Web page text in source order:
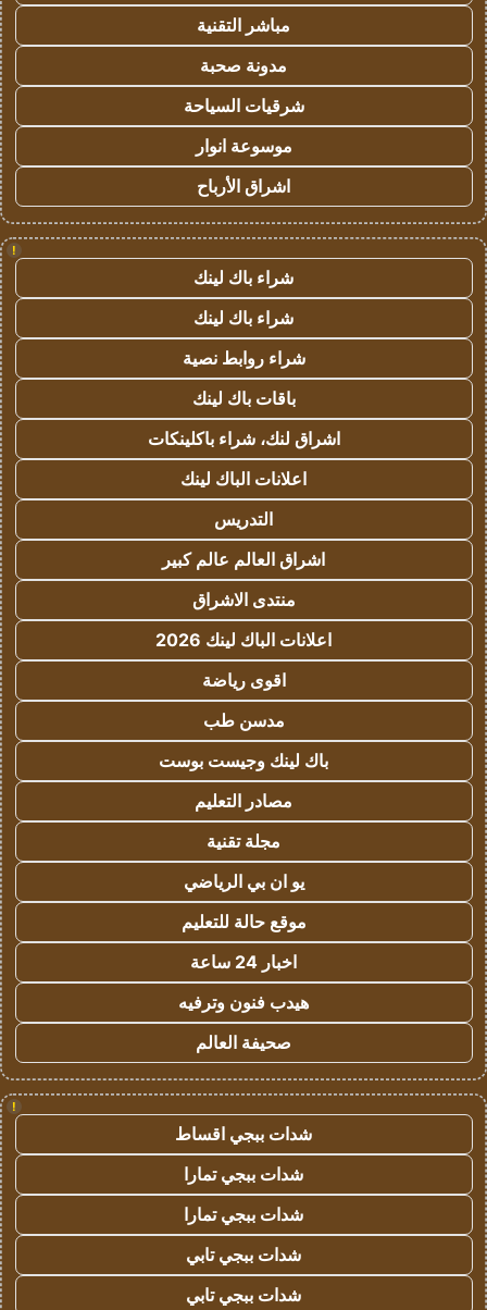
مباشر التقنية
مدونة صحبة
شرقيات السياحة
موسوعة انوار
اشراق الأرباح
!
شراء باك لينك
شراء باك لينك
شراء روابط نصية
باقات باك لينك
اشراق لنك، شراء باكلينكات
اعلانات الباك لينك
التدريس
اشراق العالم عالم كبير
منتدى الاشراق
اعلانات الباك لينك 2026
اقوى رياضة
مدسن طب
باك لينك وجيست بوست
مصادر التعليم
مجلة تقنية
يو ان بي الرياضي
موقع حالة للتعليم
اخبار 24 ساعة
هيدب فنون وترفيه
صحيفة العالم
!
شدات ببجي اقساط
شدات ببجي تمارا
شدات ببجي تمارا
شدات ببجي تابي
شدات ببجي تابي